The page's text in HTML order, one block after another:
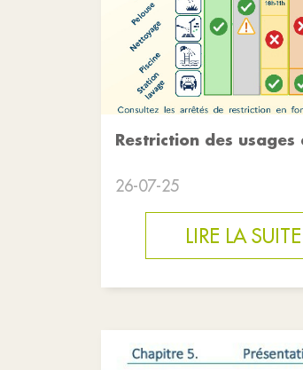
Restriction des usages
26-07-25
LIRE LA SUITE